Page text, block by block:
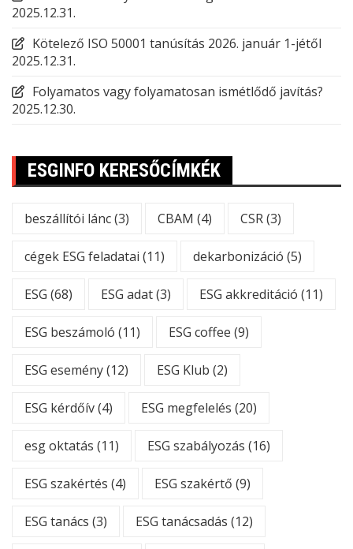
2025.12.31.
Kötelező ISO 50001 tanúsítás 2026. január 1-jétől
2025.12.31.
Folyamatos vagy folyamatosan ismétlődő javítás?
2025.12.30.
ESGINFO KERESŐCÍMKÉK
beszállítói lánc(3) CBAM (4) CSR(3)
cégek ESG feladatai (11) dekarbonizáció (5)
ESG (68) ESG adat(3) ESG akkreditáció (11)
ESG beszámoló (11) ESG coffee (9)
ESG esemény(12) ESG Klub (2)
ESG kérdőív(4) ESG megfelelés (20)
esg oktatás (11) ESG szabályozás (16)
ESG szakértés (4) ESG szakértő (9)
ESG tanács (3) ESG tanácsadás (12)